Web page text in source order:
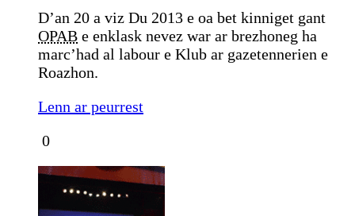
D’an 20 a viz Du 2013 e oa bet kinniget gant
OPAB e enklask nevez war ar brezhoneg ha
marc’had al labour e Klub ar gazetennerien e
Roazhon.
Lenn ar peurrest
0